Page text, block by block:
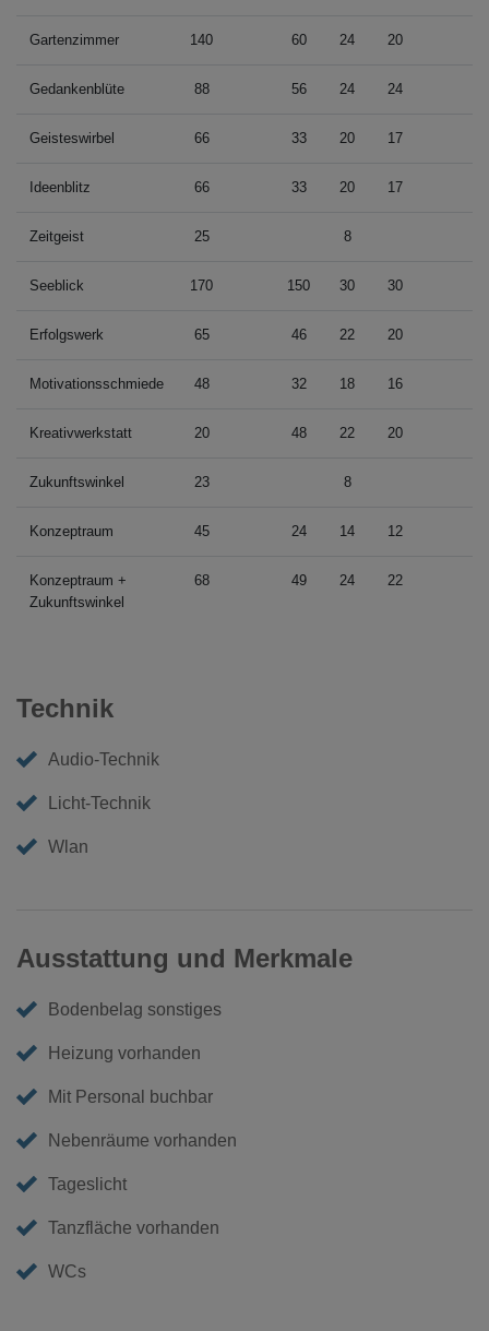
Gartenzimmer 140 60 24 20
Gedankenblüte 88 56 24 24
Geisteswirbel 66 33 20 17
Ideenblitz 66 33 20 17
Zeitgeist 25 8
Seeblick 170 150 30 30
Erfolgswerk 65 46 22 20
Motivationsschmiede 48 32 18 16
Kreativwerkstatt 20 48 22 20
Zukunftswinkel 23 8
Konzeptraum 45 24 14 12
Konzeptraum +
Zukunftswinkel
68 49 24 22
Technik
Audio-Technik
Licht-Technik
Wlan
Ausstattung und Merkmale
Bodenbelag sonstiges
Heizung vorhanden
Mit Personal buchbar
Nebenräume vorhanden
Tageslicht
Tanzfläche vorhanden
WCs